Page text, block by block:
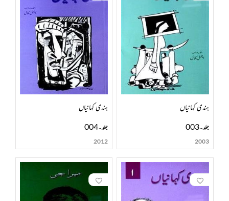
ہندی کہانیاں
جلد۔003
2003
ہندی کہانیاں
جلد۔004
2012